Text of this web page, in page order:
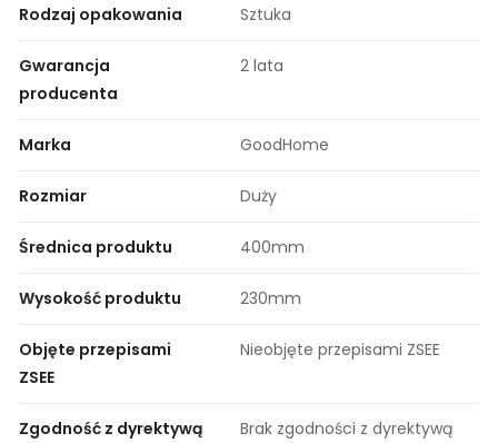
Rodzaj opakowania Sztuka
Gwarancja
producenta
2 lata
Marka GoodHome
Rozmiar Duży
Średnica produktu 400mm
Wysokość produktu 230mm
Objęte przepisami
ZSEE
Nieobjęte przepisami ZSEE
Zgodność z dyrektywą
Brak zgodności z dyrektywą